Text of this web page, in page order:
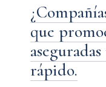
que
rápido.